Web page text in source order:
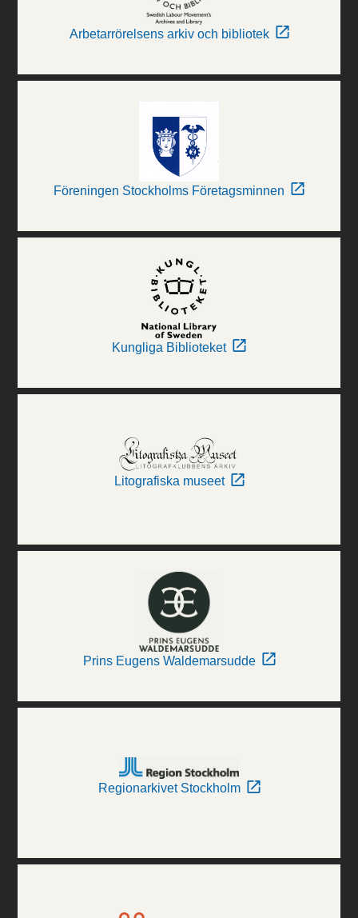
Arbetarrörelsens arkiv och bibliotek
Föreningen Stockholms Företagsminnen
Kungliga Biblioteket
Litografiska museet
Prins Eugens Waldemarsudde
Regionarkivet Stockholm